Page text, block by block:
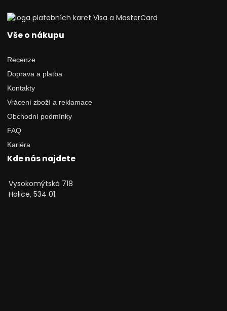
Vše o nákupu
Recenze
Doprava a platba
Kontakty
Vrácení zboží a reklamace
Obchodní podmínky
FAQ
Kariéra
Kde nás najdete
Vysokomýtská 718
Holice, 534 01